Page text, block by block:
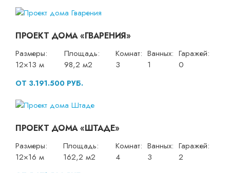
ПРОЕКТ ДОМА «ГВАРЕНИЯ»
Размеры:
12×13 м
Площадь:
98,2 м2
Комнат:
3
Ванных:
1
Гаражей:
0
ОТ 3.191.500 РУБ.
ПРОЕКТ ДОМА «ШТАДЕ»
Размеры:
12×16 м
Площадь:
162,2 м2
Комнат:
4
Ванных:
3
Гаражей:
2